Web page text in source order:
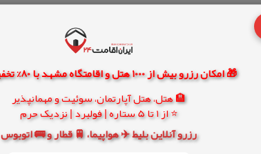
🎁 امکان رزرو بیش از 1000 هتل و اقامتگاه مشهد با 80% تخفیف واقعی
🏨 هتل، هتل آپارتمان، سوئیت و مهمانپذیر
⭐ از 1 تا 5 ستاره | فولبرد | نزدیک حرم
رزرو آنلاین بلیط ✈️ هواپیما، 🚆 قطار و 🚌 اتوبوس
سفر كنید.